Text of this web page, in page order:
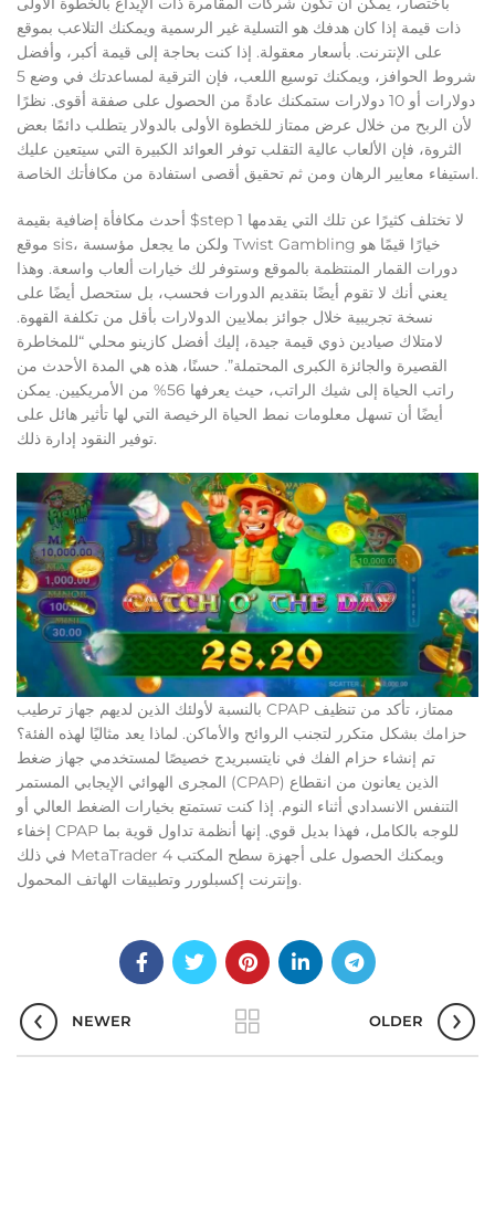
ذات قيمة إذا كان هدفك هو التسلية غير الرسمية ويمكنك التلاعب بموقع
على الإنترنت. بأسعار معقولة. إذا كنت بحاجة إلى قيمة أكبر، وأفضل
شروط الحوافز، ويمكنك توسيع اللعب، فإن الترقية لمساعدتك في وضع 5
دولارات أو 10 دولارات ستمكنك عادةً من الحصول على صفقة أقوى. نظرًا
لأن الربح من خلال عرض ممتاز للخطوة الأولى بالدولار يتطلب دائمًا بعض
الثروة، فإن الألعاب عالية التقلب توفر العوائد الكبيرة التي سيتعين عليك
استيفاء معايير الرهان ومن ثم تحقيق أقصى استفادة من مكافأتك الخاصة.
أحدث مكافأة إضافية بقيمة $step 1 لا تختلف كثيرًا عن تلك التي يقدمها
موقع sis، ولكن ما يجعل مؤسسة Twist Gambling خيارًا قيمًا هو
دورات القمار المنتظمة بالموقع وستوفر لك خيارات ألعاب واسعة. وهذا
يعني أنك لا تقوم أيضًا بتقديم الدورات فحسب، بل ستحصل أيضًا على
نسخة تجريبية خلال جوائز بملايين الدولارات بأقل من تكلفة القهوة.
لامتلاك صيادين ذوي قيمة جيدة، إليك أفضل كازينو محلي “للمخاطرة
القصيرة والجائزة الكبرى المحتملة”. حسنًا، هذه هي المدة الأحدث من
راتب الحياة إلى شيك الراتب، حيث يعرفها 56% من الأمريكيين. يمكن
أيضًا أن تسهل معلومات نمط الحياة الرخيصة التي لها تأثير هائل على
توفير النقود إدارة ذلك.
بالنسبة لأولئك الذين لديهم جهاز ترطيب CPAP ممتاز، تأكد من تنظيف
حزامك بشكل متكرر لتجنب الروائح والأماكن. لماذا يعد مثاليًا لهذه الفئة؟
تم إنشاء حزام الفك في نايتسبريدج خصيصًا لمستخدمي جهاز ضغط
المجرى الهوائي الإيجابي المستمر (CPAP) الذين يعانون من انقطاع
التنفس الانسدادي أثناء النوم. إذا كنت تستمتع بخيارات الضغط العالي أو
إخفاء CPAP للوجه بالكامل، فهذا بديل قوي. إنها أنظمة تداول قوية بما
في ذلك MetaTrader 4 ويمكنك الحصول على أجهزة سطح المكتب
وإنترنت إكسبلورر وتطبيقات الهاتف المحمول.
NEWER OLDER